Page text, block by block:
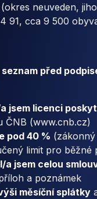
neuveden,
91, cca 9 500
před
jsem licenci
ČNB (www.cnb.cz)
pod 40 % (zákonný
limit pro běžné
a jsem celou
a poznámek
měsíční splátky